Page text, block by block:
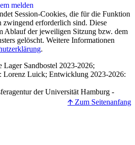
melden
Session-Cookies, die für die Funktion
zwingend erforderlich sind. Diese
Ablauf der jeweiligen Sitzung bzw. dem
gelöscht. Weitere Informationen
.
Sandbostel 2023-2026;
Lorenz Luick; Entwicklung 2023-2026:
der Universität Hamburg -
🡩 Zum Seitenanfang